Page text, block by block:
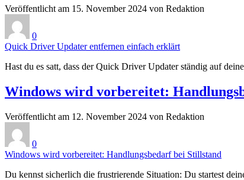
Veröffentlicht am 15. November 2024 von Redaktion
0
Quick Driver Updater entfernen einfach erklärt
Hast du es satt, dass der Quick Driver Updater ständig auf
Windows wird vorbereitet:
Veröffentlicht am 12. November 2024 von Redaktion
0
Windows wird vorbereitet: Handlungsbedarf bei Stillstand
Du kennst sicherlich die frustrierende Situation: Du startest